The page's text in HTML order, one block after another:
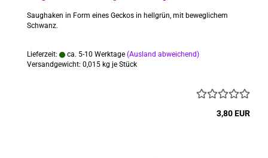
Saughaken in Form eines Geckos in hellgrün, mit beweglichem
Schwanz.
Lieferzeit: ca. 5-10 Werktage (Ausland abweichend)
Versandgewicht: 0,015 kg je Stück
3,80 EUR